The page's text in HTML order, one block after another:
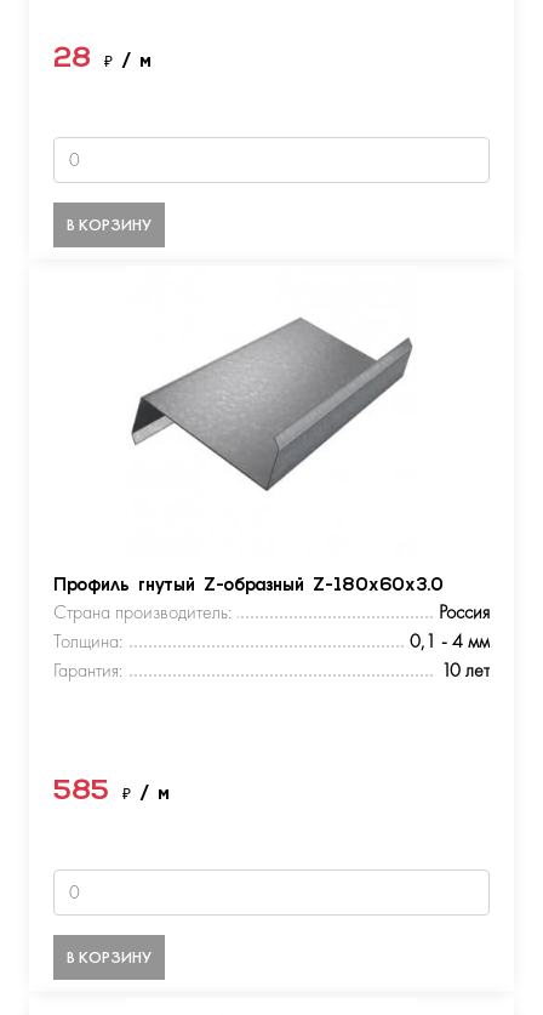
28 ₽ / м
В КОРЗИНУ
Профиль гнутый Z-образный Z-180х60х3.0
Страна производитель:
Россия
Толщина:
0,1 - 4 мм
Гарантия:
10 лет
585 ₽ / м
В КОРЗИНУ